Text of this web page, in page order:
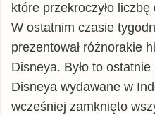
które przekroczyło
W ostatnim czasie
prezentował różnorakie
Disneya. Było to
Disneya wydawane w
wcześniej zamknięto